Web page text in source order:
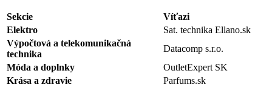
Sekcie
Víťazi
Elektro
Sat. technika Ellano.sk
Výpočtová a telekomunikačná
technika
Datacomp s.r.o.
Móda a doplnky
OutletExpert SK
Krása a zdravie
Parfums.sk